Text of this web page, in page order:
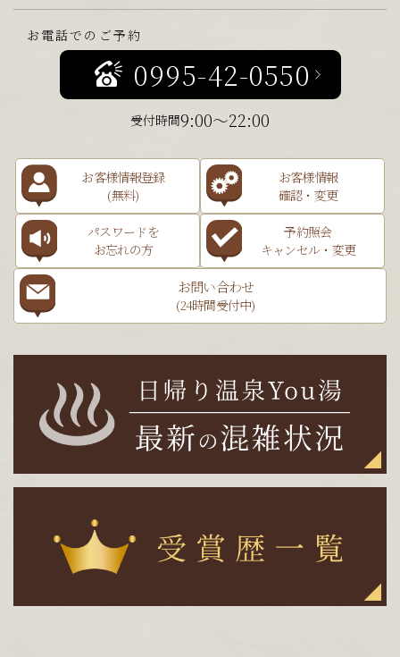
お電話でのご予約
0995-42-0550
受付時間9:00～22:00
お客様情報登録
(無料)
お客様情報
確認・変更
パスワードを
お忘れの方
予約照会
キャンセル・変更
お問い合わせ
(24時間受付中)